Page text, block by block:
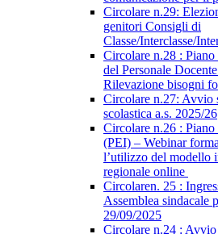
Circolare n.29:
genitori Consigli di
Classe/Interclasse/
Circolare n.28 :
del Personale
Rilevazione bisogni
Circolare n.27: Avvio
scolastica a.s. 2025/26
Circolare n.26 :
(PEI) – Webinar
l’utilizzo del modello
regionale online
Circolaren. 25 :
Assemblea sindacale
29/09/2025
Circolare n.24 :